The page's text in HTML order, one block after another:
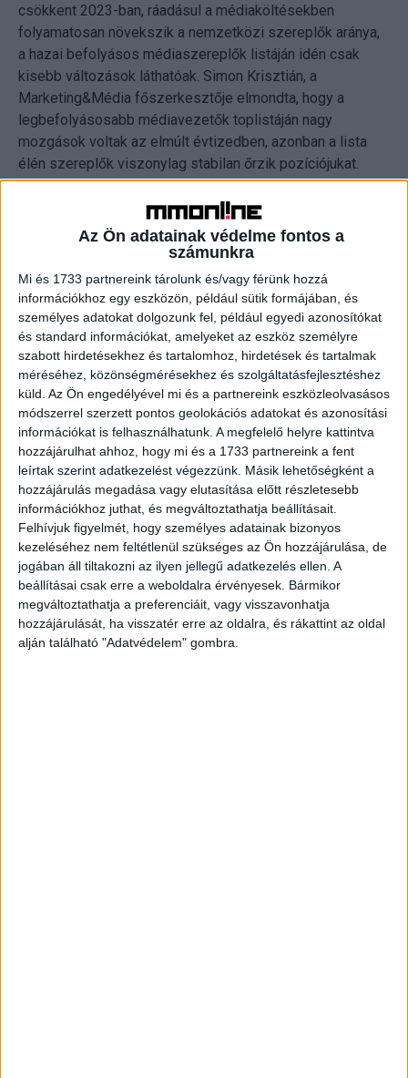
Az Ön adatainak védelme fontos a
számunkra
Mi és 1733 partnereink tárolunk és/vagy férünk hozzá
információkhoz egy eszközön, például sütik formájában, és
személyes adatokat dolgozunk fel, például egyedi azonosítókat
és standard információkat, amelyeket az eszköz személyre
szabott hirdetésekhez és tartalomhoz, hirdetések és tartalmak
méréséhez, közönségmérésekhez és szolgáltatásfejlesztéshez
küld. Az Ön engedélyével mi és a partnereink eszközleolvasásos
módszerrel szerzett pontos geolokációs adatokat és azonosítási
információkat is felhasználhatunk. A megfelelő helyre kattintva
hozzájárulhat ahhoz, hogy mi és a 1733 partnereink a fent
leírtak szerint adatkezelést végezzünk. Másik lehetőségként a
hozzájárulás megadása vagy elutasítása előtt részletesebb
információkhoz juthat, és megváltoztathatja beállításait.
Felhívjuk figyelmét, hogy személyes adatainak bizonyos
kezeléséhez nem feltétlenül szükséges az Ön hozzájárulása, de
jogában áll tiltakozni az ilyen jellegű adatkezelés ellen. A
beállításai csak erre a weboldalra érvényesek. Bármikor
megváltoztathatja a preferenciáit, vagy visszavonhatja
hozzájárulását, ha visszatér erre az oldalra, és rákattint az oldal
alján található "Adatvédelem" gombra.
csökkent 2023-ban, ráadásul a médiaköltésekben
folyamatosan növekszik a nemzetközi szereplők aránya,
a hazai befolyásos médiaszereplők listáján idén csak
kisebb változások láthatóak. Simon Krisztián, a
Marketing&Média főszerkesztője elmondta, hogy a
legbefolyásosabb médiavezetők toplistáján nagy
mozgások voltak az elmúlt évtizedben, azonban a lista
élén szereplők viszonylag stabilan őrzik pozíciójukat.
Az idei lista újdonsága, hogy az ügyféloldal marketingesei
egy módszertani változtatás miatt immár nem
szerepelnek a top 50-ben, amelynek hatására jelentősen
emelkedett a médiavállalatok súlya, 2024-ben a lista 64
százalékát tették ki. A média- és reklámügynökségek a
28 százalékát, míg a telekommunikációs vállalatok
képviselői a 6 százalékát alkották a rangsornak.
A szűk elit
Kiélezett piaci versenyben őrizte meg a zsűri döntése
alapján első helyét Vidus Gabriella, az RTL vezetője. A
hazai médiapiacon több mint két évtizede vezető
szerepet betöltő Vaszily Miklós második helyezett,
akinek befolyását nemcsak a TV2 Csoport, hanem az
Indamedia Csoportban betöltött érdekeltsége is adja.
A korábbi évekhez hasonlóan Guttengéber Csaba, az
Atmedia Csoport vezérigazgatója foglalja el a harmadik
helyet. Vállalata a 2010-ben induló kábeltévés sales
house-ból mostanra piacvezető multimédiás